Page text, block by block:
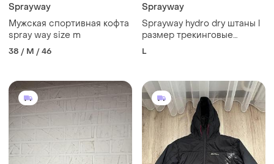
Sprayway
Мужская спортивная кофта
spray way size m
38 / M / 46
Sprayway
Sprayway hydro dry штаны l
размер трекинговые
черные
L